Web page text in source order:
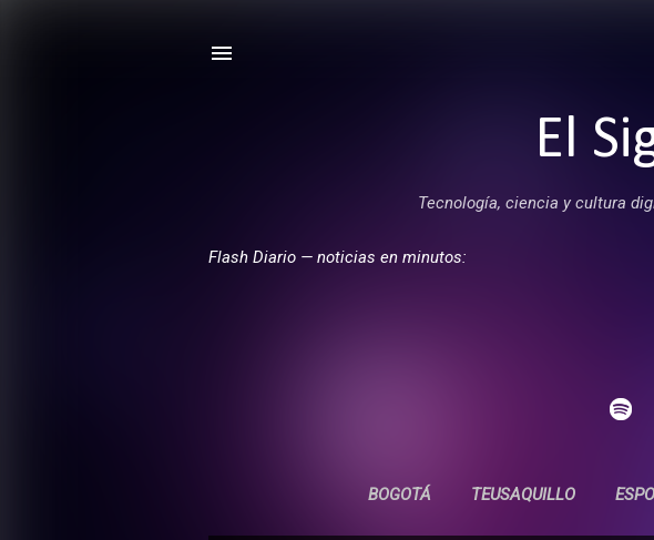
El
Tecnología, ciencia y cultura
Flash Diario — noticias en minutos:
BOGOTÁ TEUSAQUILLO